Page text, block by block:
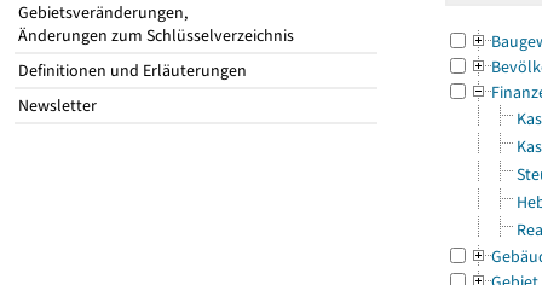
Gebietsveränderungen,
Änderungen zum Schlüsselverzeichnis
Definitionen und Erläuterungen
Newsletter